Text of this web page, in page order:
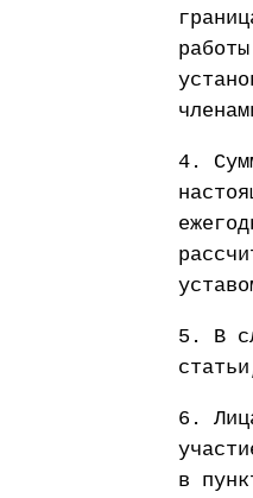
4.
5. В
6.
в